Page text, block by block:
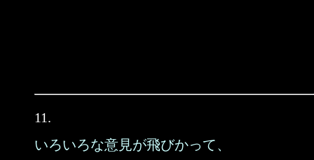
11.
いろいろな意見が飛びかって、